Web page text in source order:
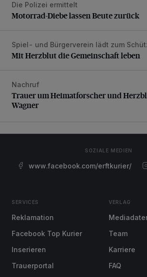
Motorrad-Diebe lassen Beute zurück
Die Polizei ermittelt
Motorrad-Diebe lassen Beute zurück
Mit Herzblut die Gemeinschaft leben
Spiel- und Bürgerverein lädt zum
Mit Herzblut die Gemeinschaft leben
Trauer um Heimatforscher und
Nachruf
Trauer um Heimatforscher und
Wagner
SOZIALE MEDIEN
www.facebook.com/erftkurier/
SERVICES
Reklamation
Facebook Top Kurier
Inserieren
Trauerportal
VERLAG
Team
Karriere
FAQ